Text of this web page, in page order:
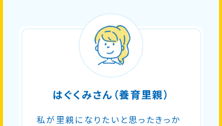
はぐくみさん（養育里親）
私が里親になりたいと思ったきっか